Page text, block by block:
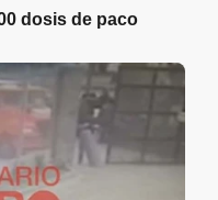
dosis de paco